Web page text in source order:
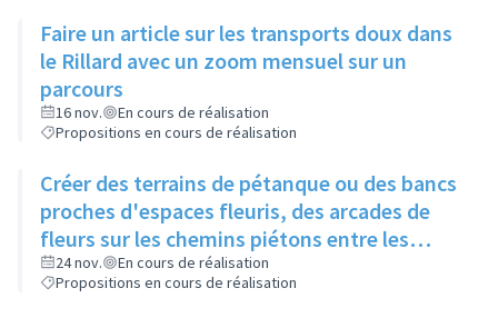
Faire un article sur les transports doux dans
le Rillard avec un zoom mensuel sur un
parcours
16 nov.
En cours de réalisation
Propositions en cours de réalisation
Créer des terrains de pétanque ou des bancs
proches d'espaces fleuris, des arcades de
fleurs sur les chemins piétons entre les
immeubles
24 nov.
En cours de réalisation
Propositions en cours de réalisation